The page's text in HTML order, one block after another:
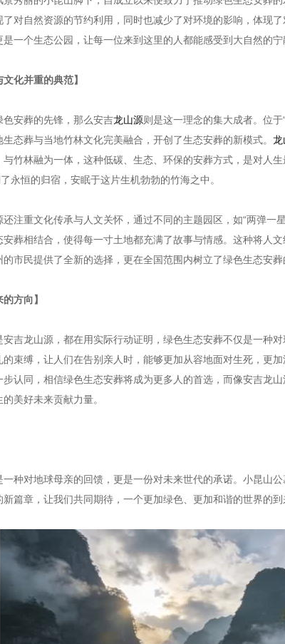
对自然资源的节约利用，同时也减少了对环境的影响，体现
一个生态公园，让每一位来到这里的人都能感受到大自然的宁
文化并重的典范】
安葬的先锋，那么安吉龙山源则是这一理念的集大成者。位于
生态葬与当地竹林文化完美融合，开创了生态安葬的新模式。龙
竹林融为一体，这种低碳、生态、环保的安葬方式，是对人
永恒的归宿，安眠于这片生机勃勃的竹海之中。
注重文化传承与人文关怀，通过不同的主题园区，如“两弹一
葬相结合，使得每一寸土地都充满了故事与情感。这种将人
市民提供了全新的选择，更在全国范围内树立了绿色生态安葬
方向】
安吉龙山源，都在用实际行动证明，绿色生态安葬不仅是一种
束缚，让人们在告别亲人时，能够更加从容地面对生死，更
认同，相信绿色生态安葬将成为更多人的首选，而像安吉龙
美好未来贡献力量。
种对地球母亲的回馈，更是一份对未来世代的承诺。小昆山
篇章，让我们共同期待，一个更加绿色、更加和谐的世界的到